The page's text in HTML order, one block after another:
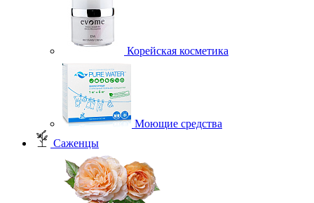
Корейская косметика
Моющие средства
Саженцы